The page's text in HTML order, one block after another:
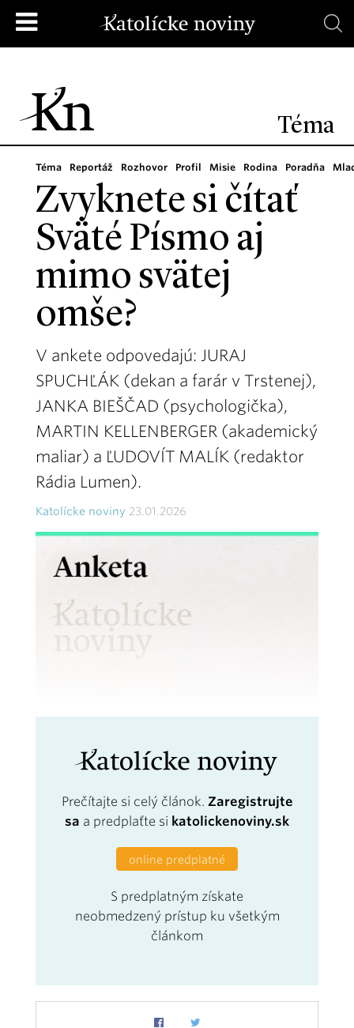
Téma
Téma Reportáž Rozhovor Profil Misie Rodina Poradňa
Zvyknete si čítať
Sväté Písmo aj
mimo svätej
omše?
V ankete odpovedajú: JURAJ
SPUCHĽÁK (dekan a farár v Trstenej),
JANKA BIEŠČAD (psychologička),
MARTIN KELLENBERGER (akademický
maliar) a ĽUDOVÍT MALÍK (redaktor
Rádia Lumen).
Katolícke noviny 23.01.2026
Prečítajte si celý článok. Zaregistrujte
sa a predplaťte si katolickenoviny.sk
online predplatné
S predplatným získate
neobmedzený prístup ku všetkým
článkom